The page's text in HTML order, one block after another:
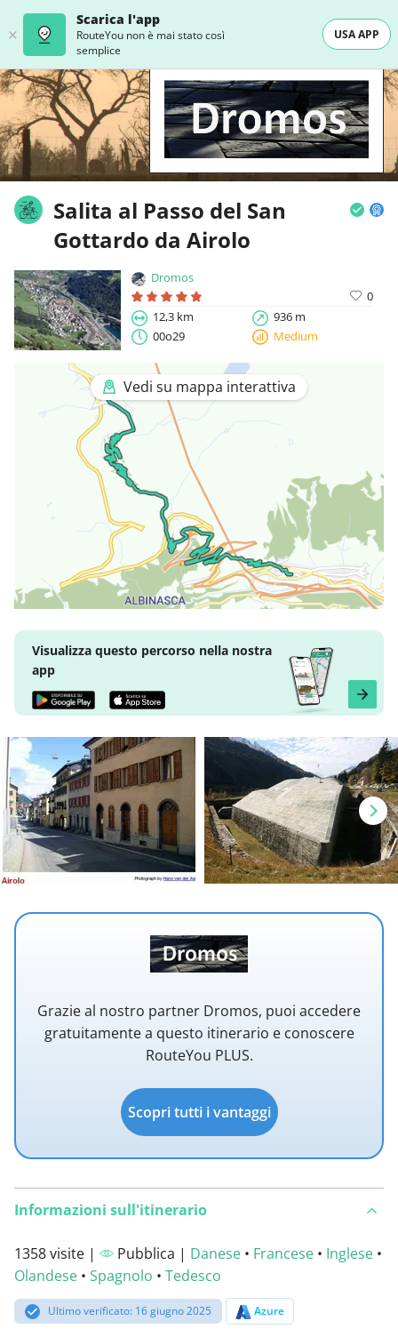
Scarica l'app
RouteYou non è mai stato così
semplice
USA APP
Salita al Passo del San
Gottardo da Airolo
Dromos
0
12,3 km
936 m
00o29
Medium
Vedi su mappa interattiva
Visualizza questo percorso nella nostra
app
Grazie al nostro partner Dromos, puoi accedere
gratuitamente a questo itinerario e conoscere
RouteYou PLUS.
Scopri tutti i vantaggi
Informazioni sull'itinerario
1358 visite | Pubblica | Danese • Francese • Inglese •
Olandese • Spagnolo • Tedesco
Ultimo verificato: 16 giugno 2025 Azure